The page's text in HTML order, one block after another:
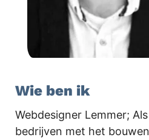
Wie ben ik
Webdesigner Lemmer;
bedrijven met het